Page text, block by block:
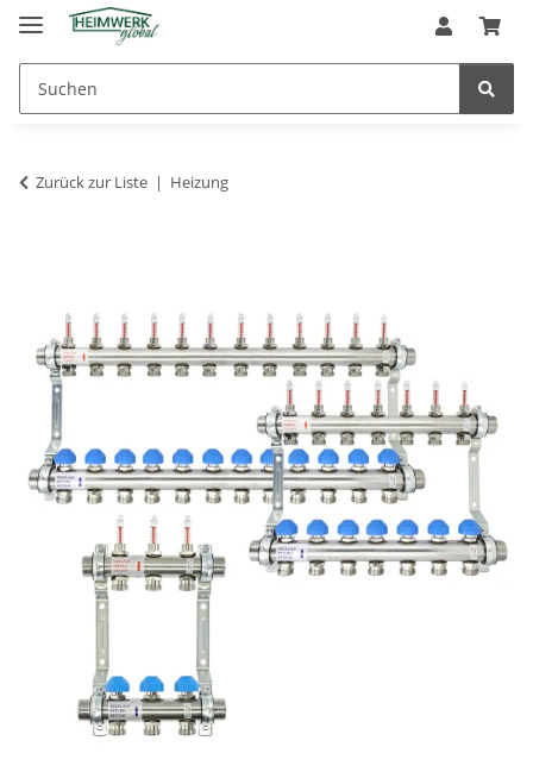
Zurück zur Liste Heizung